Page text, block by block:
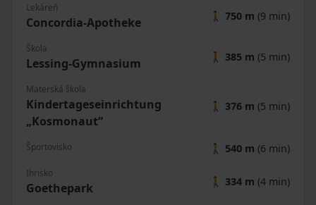
Lekáreň
Concordia-Apotheke 🚶 750 m (9 min)
Škola
Lessing-Gymnasium 🚶 385 m (5 min)
Materská škola
Kindertageseinrichtung
„Kosmonaut“
🚶 376 m (5 min)
Športovisko 🚶 540 m (6 min)
Ihrisko
Goethepark 🚶 334 m (4 min)